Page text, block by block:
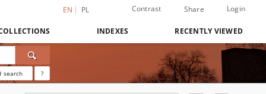
EN PL Contrast Share Login
INDEXES RECENTLY VIEWED
search ?